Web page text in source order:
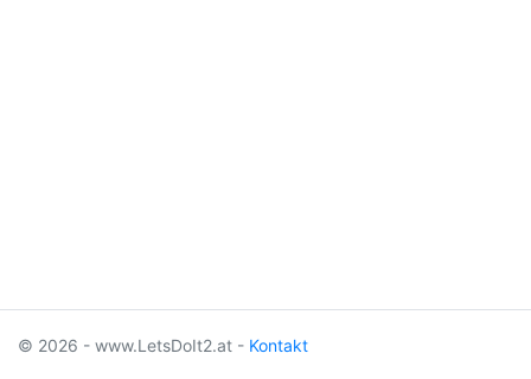
© 2026 - www.LetsDoIt2.at - Kontakt